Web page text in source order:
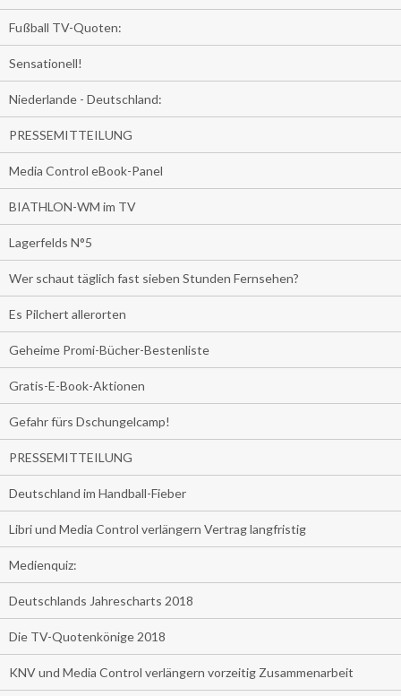
Fußball TV-Quoten:
Sensationell!
Niederlande - Deutschland:
PRESSEMITTEILUNG
Media Control eBook-Panel
BIATHLON-WM im TV
Lagerfelds N°5
Wer schaut täglich fast sieben Stunden Fernsehen?
Es Pilchert allerorten
Geheime Promi-Bücher-Bestenliste
Gratis-E-Book-Aktionen
Gefahr fürs Dschungelcamp!
PRESSEMITTEILUNG
Deutschland im Handball-Fieber
Libri und Media Control verlängern Vertrag langfristig
Medienquiz:
Deutschlands Jahrescharts 2018
Die TV-Quotenkönige 2018
KNV und Media Control verlängern vorzeitig Zusammenarbeit